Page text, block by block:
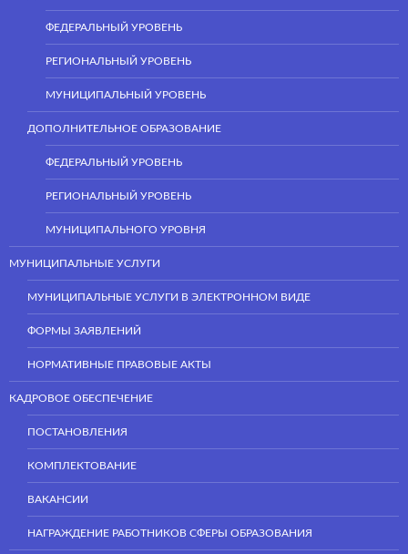
ФЕДЕРАЛЬНЫЙ УРОВЕНЬ
РЕГИОНАЛЬНЫЙ УРОВЕНЬ
МУНИЦИПАЛЬНЫЙ УРОВЕНЬ
ДОПОЛНИТЕЛЬНОЕ ОБРАЗОВАНИЕ
ФЕДЕРАЛЬНЫЙ УРОВЕНЬ
РЕГИОНАЛЬНЫЙ УРОВЕНЬ
МУНИЦИПАЛЬНОГО УРОВНЯ
МУНИЦИПАЛЬНЫЕ УСЛУГИ
МУНИЦИПАЛЬНЫЕ УСЛУГИ В ЭЛЕКТРОННОМ ВИДЕ
ФОРМЫ ЗАЯВЛЕНИЙ
НОРМАТИВНЫЕ ПРАВОВЫЕ АКТЫ
КАДРОВОЕ ОБЕСПЕЧЕНИЕ
ПОСТАНОВЛЕНИЯ
КОМПЛЕКТОВАНИЕ
ВАКАНСИИ
НАГРАЖДЕНИЕ РАБОТНИКОВ СФЕРЫ ОБРАЗОВАНИЯ